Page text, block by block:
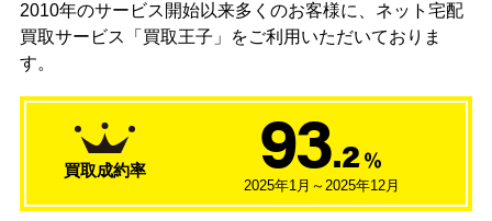
2010年のサービス開始以来多くのお客様に、 ネット宅配
買取サービス「買取王子」をご利用いただいておりま
す。
買取成約率 93.2 ％
2025年1月～2025年12月